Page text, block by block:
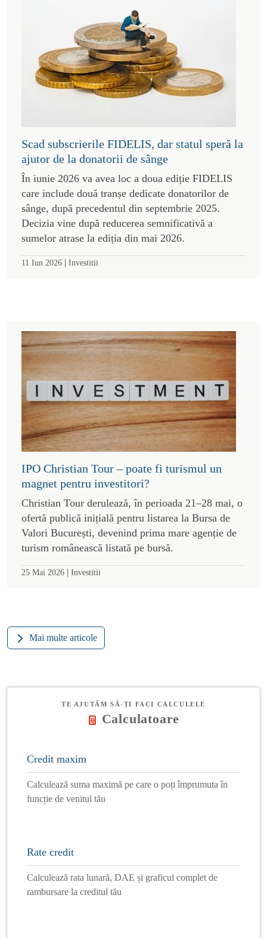
Scad subscrierile FIDELIS, dar statul speră la
ajutor de la donatorii de sânge
În iunie 2026 va avea loc a doua ediție FIDELIS
care include două tranșe dedicate donatorilor de
sânge, după precedentul din septembrie 2025.
Decizia vine după reducerea semnificativă a
sumelor atrase la ediția din mai 2026.
11 Iun 2026 | Investitii
IPO Christian Tour – poate fi turismul un
magnet pentru investitori?
Christian Tour derulează, în perioada 21–28 mai, o
ofertă publică inițială pentru listarea la Bursa de
Valori București, devenind prima mare agenție de
turism românească listată pe bursă.
25 Mai 2026 | Investitii
Mai multe articole
TE AJUTĂM SĂ-ȚI FACI CALCULELE
Calculatoare
Credit maxim
Calculează suma maximă pe care o poți împrumuta în
funcție de venitul tău
Rate credit
Calculează rata lunară, DAE și graficul complet de
rambursare la creditul tău